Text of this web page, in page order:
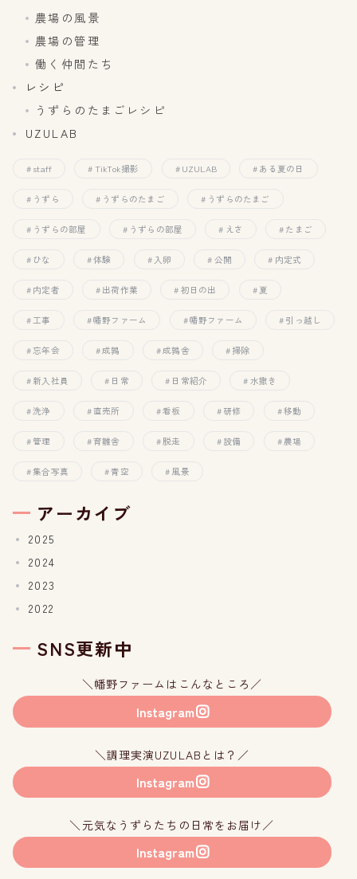
農場の風景
農場の管理
働く仲間たち
レシピ
うずらのたまごレシピ
UZULAB
staff TikTok撮影 UZULAB ある夏の日
うずら うずらのたまご うずらのたまご
うずらの部屋 うずらの部屋 えさ たまご
ひな 体験 入卵 公開 内定式
内定者 出荷作業 初日の出 夏
工事 幡野ファーム 幡野ファーム 引っ越し
忘年会 成鶉 成鶉舎 掃除
新入社員 日常 日常紹介 水撒き
洗浄 直売所 看板 研修 移動
管理 育雛舎 脱走 設備 農場
集合写真 青空 風景
アーカイブ
2025
2024
2023
2022
SNS更新中
＼幡野ファームはこんなところ／
Instagram
＼調理実演UZULABとは？／
Instagram
＼元気なうずらたちの日常をお届け／
Instagram